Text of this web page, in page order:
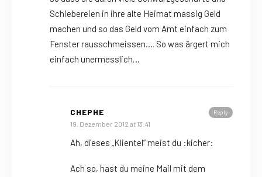
Schiebereien in ihre alte Heimat massig Geld
machen und so das Geld vom Amt einfach zum
Fenster rausschmeissen…. So was ärgert mich
einfach unermesslich…
Reply
CHEPHE
19. Dezember 2012 at 13:41
Ah, dieses „Klientel“ meist du :kicher:
Ach so, hast du meine Mail mit dem